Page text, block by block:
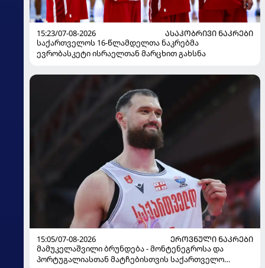
15:23/07-08-2026
ᲐᲡᲐᲙᲝᲑᲠᲘᲕᲘ ᲜᲐᲙᲠᲔᲑᲘ
საქართველოს 16-წლამდელთა ნაკრებმა
ევრობასკეტი ისრაელთან მარცხით გახსნა
15:05/07-08-2026
ᲔᲠᲝᲕᲜᲣᲚᲘ ᲜᲐᲙᲠᲔᲑᲘ
მამუკელაშვილი ბრუნდება - მონტენეგროსა და
პორტუგალიასთან მატჩებისთვის საქართველო